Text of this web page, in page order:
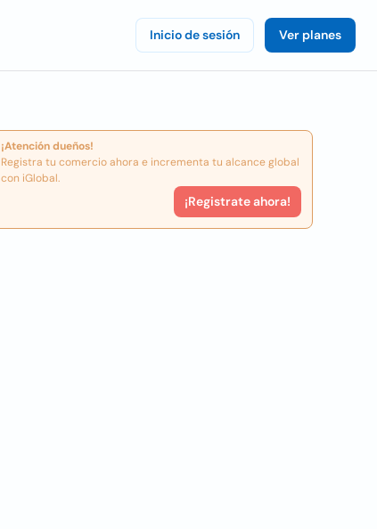
Inicio de sesión Ver planes
¡Atención dueños!
Registra tu comercio ahora e incrementa tu alcance global
con iGlobal.
¡Registrate ahora!